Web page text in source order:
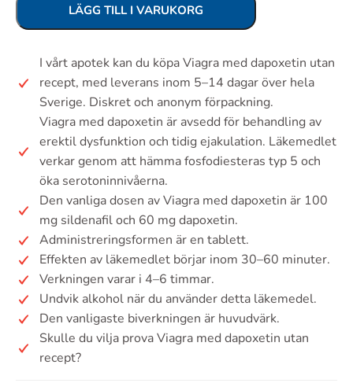
LÄGG TILL I VARUKORG
I vårt apotek kan du köpa Viagra med dapoxetin utan
recept, med leverans inom 5–14 dagar över hela
Sverige. Diskret och anonym förpackning.
Viagra med dapoxetin är avsedd för behandling av
erektil dysfunktion och tidig ejakulation. Läkemedlet
verkar genom att hämma fosfodiesteras typ 5 och
öka serotoninnivåerna.
Den vanliga dosen av Viagra med dapoxetin är 100
mg sildenafil och 60 mg dapoxetin.
Administreringsformen är en tablett.
Effekten av läkemedlet börjar inom 30–60 minuter.
Verkningen varar i 4–6 timmar.
Undvik alkohol när du använder detta läkemedel.
Den vanligaste biverkningen är huvudvärk.
Skulle du vilja prova Viagra med dapoxetin utan
recept?